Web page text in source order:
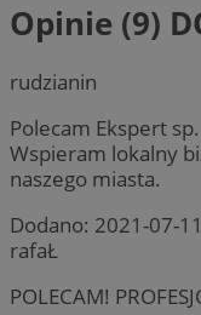
Opinie (9)
rudzianin
Polecam Ekspert
Wspieram lokalny
naszego miasta.
Dodano: 2021-07-11
rafaŁ
POLECAM!